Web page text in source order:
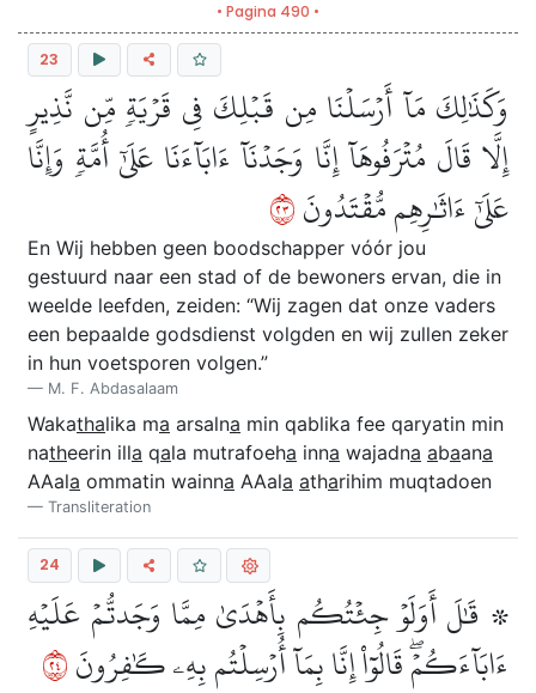
• Pagina 490 •
23
وَكَذَٰلِكَ مَآ أَرۡسَلۡنَا مِن قَبۡلِكَ فِي قَرۡيَةٖ مِّن نَّذِيرٍ
إِلَّا قَالَ مُتۡرَفُوهَآ إِنَّا وَجَدۡنَآ ءَابَآءَنَا عَلَىٰٓ أُمَّةٖ وَإِنَّا
عَلَىٰٓ ءَاثَٰرِهِم مُّقۡتَدُونَ٣٢
En Wij hebben geen boodschapper vόόr jou
gestuurd naar een stad of de bewoners ervan, die in
weelde leefden, zeiden: “Wij zagen dat onze vaders
een bepaalde godsdienst volgden en wij zullen zeker
in hun voetsporen volgen.”
M. F. Abdasalaam
Wakathalika ma arsalna min qablika fee qaryatin min
natheerin illa qala mutrafoeha inna wajadna abaana
AAala ommatin wainna AAala atharihim muqtadoen
Transliteration
24
۞ قَٰلَ أَوَلَوۡ جِئۡتُكُم بِأَهۡدَىٰ مِمَّا وَجَدتُّمۡ عَلَيۡهِ
ءَابَآءَكُمۡۖ قَالُوٓاْ إِنَّا بِمَآ أُرۡسِلۡتُم بِهِۦ كَٰفِرُونَ٤٢